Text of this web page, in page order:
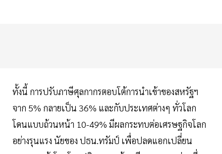
ทั้งนี้ การปรับภาษีศุลกากรตอบโต้การนำเข้าของสหรัฐฯ
จาก 5% กลายเป็น 36% และกับประเทศต่างๆ ทั่วโลก
โดนแบบถ้วนหน้า 10-49% มีผลกระทบต่อเศรษฐกิจโลก
อย่างรุนแรง นัยของ ปธน.ทรัมป์ เพื่อปลดแอกเปลี่ยน